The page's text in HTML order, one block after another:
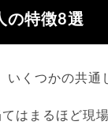
の特徴8選
くつかの共通
はまるほど現